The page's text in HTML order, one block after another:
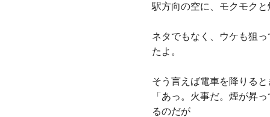
駅方向の空に、モクモク
ネタでもなく、ウケも狙
たよ。
そう言えば電車を降りる
「あっ。火事だ。煙が昇
るのだが